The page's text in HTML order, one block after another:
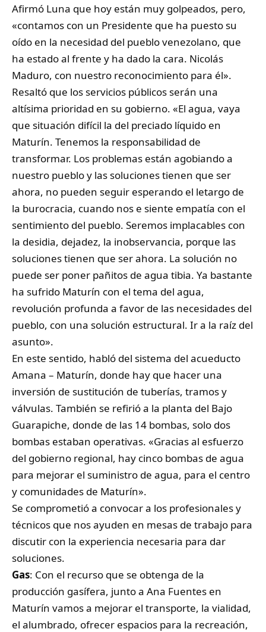
Afirmó Luna que hoy están muy golpeados, pero,
«contamos con un Presidente que ha puesto su
oído en la necesidad del pueblo venezolano, que
ha estado al frente y ha dado la cara. Nicolás
Maduro, con nuestro reconocimiento para él».
Resaltó que los servicios públicos serán una
altísima prioridad en su gobierno. «El agua, vaya
que situación difícil la del preciado líquido en
Maturín. Tenemos la responsabilidad de
transformar. Los problemas están agobiando a
nuestro pueblo y las soluciones tienen que ser
ahora, no pueden seguir esperando el letargo de
la burocracia, cuando nos e siente empatía con el
sentimiento del pueblo. Seremos implacables con
la desidia, dejadez, la inobservancia, porque las
soluciones tienen que ser ahora. La solución no
puede ser poner pañitos de agua tibia. Ya bastante
ha sufrido Maturín con el tema del agua,
revolución profunda a favor de las necesidades del
pueblo, con una solución estructural. Ir a la raíz del
asunto».
En este sentido, habló del sistema del acueducto
Amana – Maturín, donde hay que hacer una
inversión de sustitución de tuberías, tramos y
válvulas. También se refirió a la planta del Bajo
Guarapiche, donde de las 14 bombas, solo dos
bombas estaban operativas. «Gracias al esfuerzo
del gobierno regional, hay cinco bombas de agua
para mejorar el suministro de agua, para el centro
y comunidades de Maturín».
Se comprometió a convocar a los profesionales y
técnicos que nos ayuden en mesas de trabajo para
discutir con la experiencia necesaria para dar
soluciones.
Gas: Con el recurso que se obtenga de la
producción gasífera, junto a Ana Fuentes en
Maturín vamos a mejorar el transporte, la vialidad,
el alumbrado, ofrecer espacios para la recreación,